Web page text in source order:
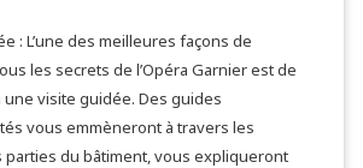
: L’une des meilleures façons de
les secrets de l’Opéra Garnier est de
une visite guidée. Des guides
vous emmèneront à travers les
du bâtiment, vous expliqueront